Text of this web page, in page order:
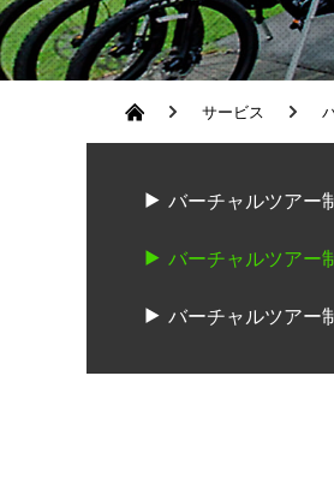
サービス
バーチャルツアー
バーチャルツアー
バーチャルツアー